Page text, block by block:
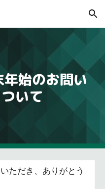
Skip to navigation
年始のお問い
いて
ただき、ありがとう